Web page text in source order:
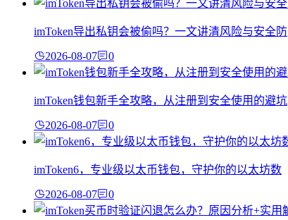
imToken导出私钥会被偷吗？一文讲清风险与安全防
2026-08-07 0
imToken钱包新手全攻略，从注册到安全使用的避坑
2026-08-07 0
imToken6，专业级以太币钱包，守护你的以太坊数
2026-08-07 0